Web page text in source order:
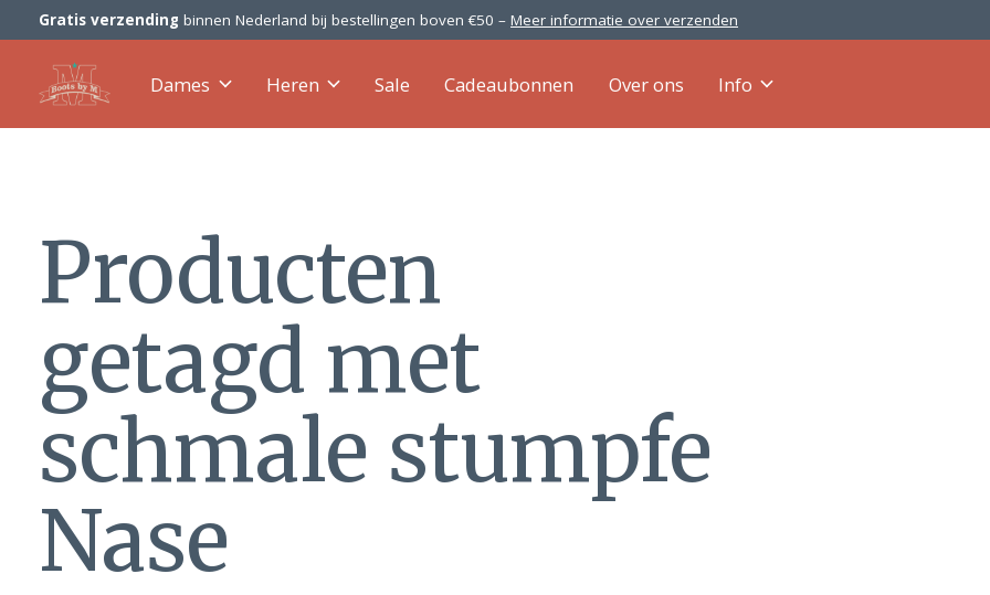
Gratis verzending binnen Nederland bij bestellingen boven €50 – Meer informatie over verzenden
Dames Heren Sale Cadeaubonnen Over ons Info
Producten
getagd met
schmale stumpfe
Nase